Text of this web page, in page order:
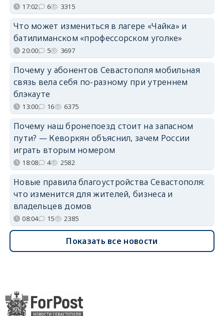
17:02 6 3315
Что может измениться в лагере «Чайка» и
батилиманском «профессорском уголке»
20:00 5 3697
Почему у абонентов Севастополя мобильная
связь вела себя по-разному при утреннем
блэкауте
13:00 16 6375
Почему наш бронепоезд стоит на запасном
пути? — Кеворкян объяснил, зачем России
играть вторым номером
18:08 4 2582
Новые правила благоустройства Севастополя:
что изменится для жителей, бизнеса и
владельцев домов
08:04 15 2385
Показать все новости